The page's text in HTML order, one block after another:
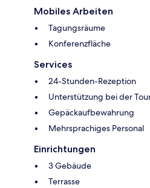
Mobiles Arbeiten
Tagungsräume
Konferenzfläche
Services
24-Stunden-Rezeption
Unterstützung bei der
Gepäckaufbewahrung
Mehrsprachiges Personal
Einrichtungen
3 Gebäude
Terrasse